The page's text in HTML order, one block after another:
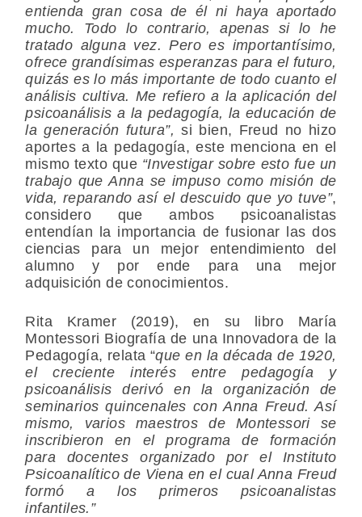
entienda gran cosa de él ni haya aportado
mucho. Todo lo contrario, apenas si lo he
tratado alguna vez. Pero es importantísimo,
ofrece grandísimas esperanzas para el futuro,
quizás es lo más importante de todo cuanto el
análisis cultiva. Me refiero a la aplicación del
psicoanálisis a la pedagogía, la educación de
la generación futura”, si bien, Freud no hizo
aportes a la pedagogía, este menciona en el
mismo texto que “Investigar sobre esto fue un
trabajo que Anna se impuso como misión de
vida, reparando así el descuido que yo tuve”,
considero que ambos psicoanalistas
entendían la importancia de fusionar las dos
ciencias para un mejor entendimiento del
alumno y por ende para una mejor
adquisición de conocimientos.
Rita Kramer (2019), en su libro María
Montessori Biografía de una Innovadora de la
Pedagogía, relata “que en la década de 1920,
el creciente interés entre pedagogía y
psicoanálisis derivó en la organización de
seminarios quincenales con Anna Freud. Así
mismo, varios maestros de Montessori se
inscribieron en el programa de formación
para docentes organizado por el Instituto
Psicoanalítico de Viena en el cual Anna Freud
formó a los primeros psicoanalistas
infantiles.”